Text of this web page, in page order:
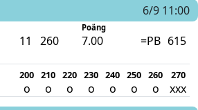
6/9 11:00
Poäng
11 260 7.00 =PB 615
200 210 220 230 240 250 260 270
o o o o o o o xxx